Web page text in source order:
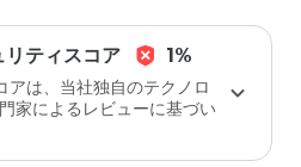
リティスコア 1%
アは、当社独自のテクノロ
家によるレビューに基づい